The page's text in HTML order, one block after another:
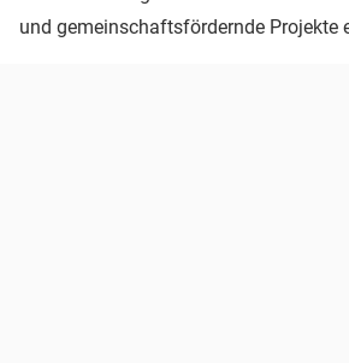
und gemeinschaftsfördernde Projekte